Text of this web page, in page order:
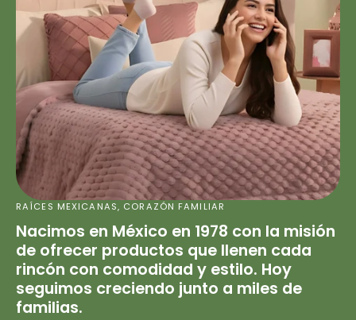
RAÍCES MEXICANAS, CORAZÓN FAMILIAR
Nacimos en México en 1978 con la misión
de ofrecer productos que llenen cada
rincón con comodidad y estilo. Hoy
seguimos creciendo junto a miles de
familias.